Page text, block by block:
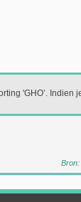
'GHO’.
Bron: